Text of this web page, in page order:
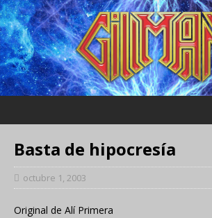
Basta de hipocresía
octubre 1, 2003
Original de Alí Primera